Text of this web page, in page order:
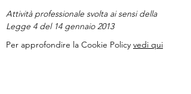
Attività professionale svolta ai sensi della
Legge 4 del 14 gennaio 2013
Per approfondire la Cookie Policy vedi qui